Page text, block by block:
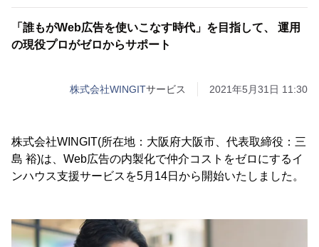
「誰もがWeb広告を使いこなす時代」を目指して、 運用
の現役プロがゼロからサポート
株式会社WINGITサービス 2021年5月31日 11:30
株式会社WINGIT(所在地：大阪府大阪市、代表取締役：三
島 裕)は、Web広告の内製化で仲介コストをゼロにするイ
ンハウス支援サービスを5月14日から開始いたしました。